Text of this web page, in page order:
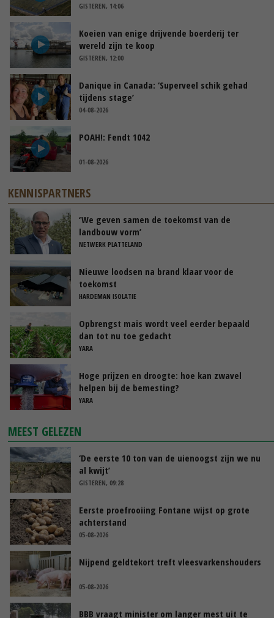
GISTEREN, 14:06
Koeien van enige drijvende boerderij ter
wereld zijn te koop
GISTEREN, 12:00
Danique in Canada: ‘Superveel schik gehad
tijdens stage’
04-08-2026
POAH!: Fendt 1042
01-08-2026
KENNISPARTNERS
‘We geven samen de toekomst van de
landbouw vorm’
NETWERK PLATTELAND
Nieuwe loodsen na brand klaar voor de
toekomst
HARDEMAN ISOLATIE
Opbrengst mais wordt veel eerder bepaald
dan tot nu toe gedacht
YARA
Hoge prijzen en droogte: hoe kan zwavel
helpen bij de bemesting?
YARA
MEEST GELEZEN
‘De eerste 10 ton van de uienoogst zijn we nu
al kwijt’
GISTEREN, 09:28
Eerste proefrooiing Fontane wijst op grote
achterstand
05-08-2026
Nijpend geldtekort treft vleesvarkenshouders
05-08-2026
BBB vraagt minister om langer mest uit te